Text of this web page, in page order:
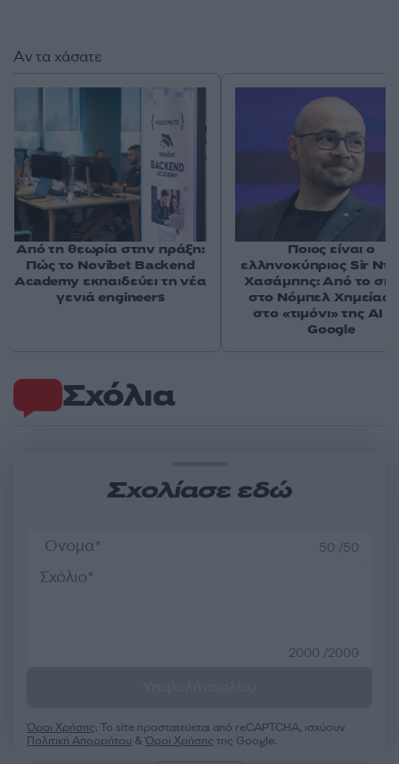
Σχόλια
Σχολίασε εδώ
50 /50
2000 /2000
Όροι Χρήσης. Το site προστατεύεται από reCAPTCHA, ισχύουν
Πολιτική Απορρήτου &Όροι Χρήσης της Google.
Αν τα χάσατε
Από τη θεωρία στην πράξη:
Πώς το Novibet Backend
Academy εκπαιδεύει τη νέα
γενιά engineers
Ποιος είναι ο
ελληνοκύπριος Sir
Χασάμπης: Από το
στο Νόμπελ Χημείας
στο «τιμόνι» της AI
Google